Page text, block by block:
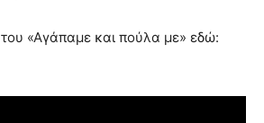
του «Αγάπαμε και πούλα με» εδώ: